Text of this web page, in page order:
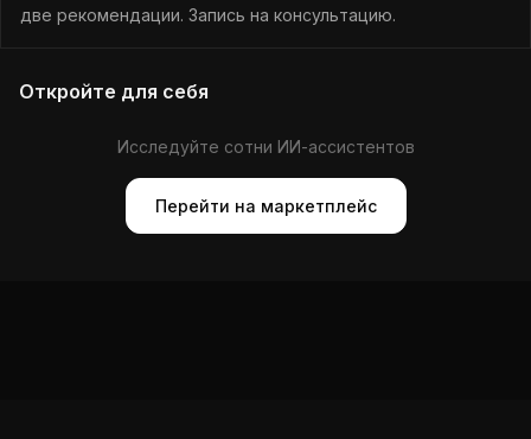
две рекомендации. Запись на консультацию.
Откройте для себя
Исследуйте сотни ИИ-ассистентов
Перейти на маркетплейс